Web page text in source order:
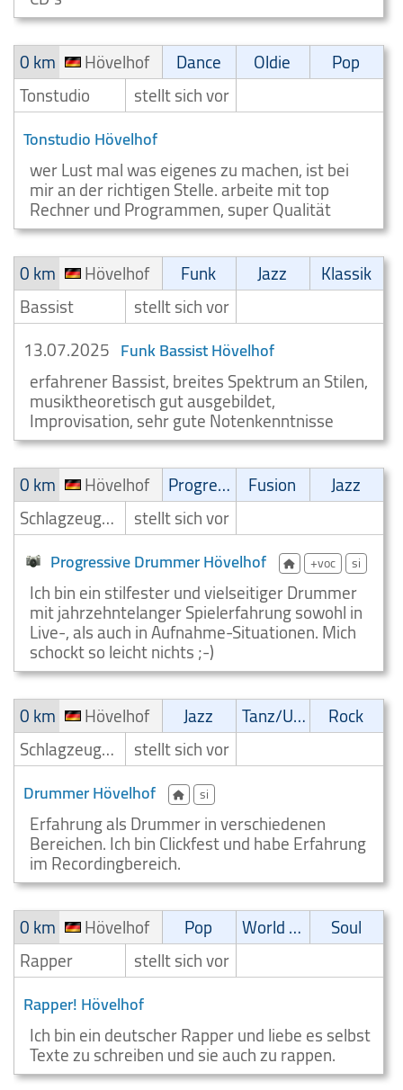
0 km
Hövelhof Dance Oldie
Pop
Tonstudio
stellt sich vor
Tonstudio Hövelhof
wer Lust mal was eigenes zu machen, ist bei
mir an der richtigen Stelle. arbeite mit top
Rechner und Programmen, super Qualität
0 km
Hövelhof Funk Jazz
Klassik
Bassist
stellt sich vor
13.07.2025 Funk Bassist Hövelhof
erfahrener Bassist, breites Spektrum an Stilen,
musiktheoretisch gut ausgebildet,
Improvisation, sehr gute Notenkenntnisse
0 km
Hövelhof Progressive Fusion
Jazz
Schlagzeuger/Drummer
stellt sich vor
Progressive Drummer Hövelhof +voc si
Ich bin ein stilfester und vielseitiger Drummer
mit jahrzehntelanger Spielerfahrung sowohl in
Live-, als auch in Aufnahme-Situationen. Mich
schockt so leicht nichts ;-)
0 km
Hövelhof Jazz Tanz/Unterhaltungsmusik
Rock
Schlagzeuger/Drummer
stellt sich vor
Drummer Hövelhof si
Erfahrung als Drummer in verschiedenen
Bereichen. Ich bin Clickfest und habe Erfahrung
im Recordingbereich.
0 km
Hövelhof Pop World Music
Soul
Rapper
stellt sich vor
Rapper! Hövelhof
Ich bin ein deutscher Rapper und liebe es selbst
Texte zu schreiben und sie auch zu rappen.